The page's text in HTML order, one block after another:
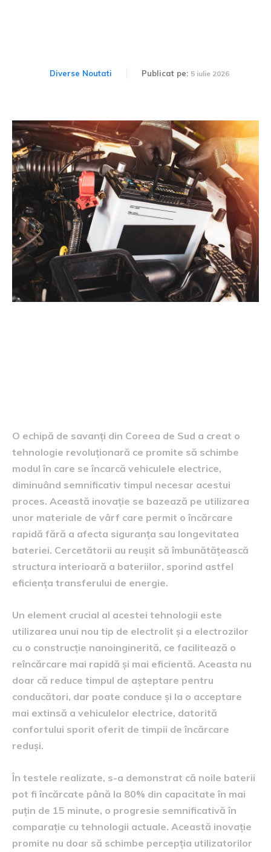
Diverse Noutati Publicat pe: 5 iulie 2026
O echipă de savanți din Coreea de Sud a creat o
tehnologie revoluționară ce promite să schimbe
modul în care se încarcă vehiculele electrice,
diminuând semnificativ timpul necesar acestui
proces. Această inovație se bazează pe utilizarea
unor materiale de vârf care permit o încărcare
rapidă fără a afecta siguranța sau longevitatea
bateriei. Cercetătorii au reușit să îmbunătățească
structura interioară a bateriilor, sporind astfel
eficiența transferului de energie.
Un element crucial al acestei tehnologii este
utilizarea unui nou tip de electrolit și a electrozilor
cu o construcție nanoinginerită, ce facilitează o
reîncărcare mai rapidă și mai eficientă. Aceasta nu
doar că reduce timpul de așteptare pentru
conducători, dar poate conduce și la o acceptare
mai extinsă a vehiculelor electrice, datorită
confortului sporit oferit de timpii de încărcare
reduși.
În testele realizate, s-a demonstrat că noile baterii
pot fi încărcate până la 80% din capacitate în mai
puțin de 15 minute, o progresie semnificativă în
comparație cu tehnologii actuale. Această inovație
promite nu doar să schimbe percepția utilizatorilor